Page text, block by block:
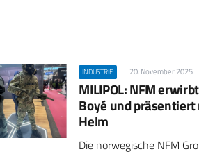
INDUSTRIE 20. November 2025
MILIPOL: NFM
Boyé und
Helm
Die norwegische NFM